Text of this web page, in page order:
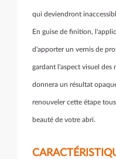
qui deviendront
En guise de finition,
d'apporter un vernis de
gardant l'aspect visuel des
donnera un résultat
renouveler cette étape
beauté de votre abri.